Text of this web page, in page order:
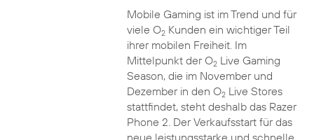
Mobile Gaming ist im Trend und für
viele O2Kunden ein wichtiger Teil
ihrer mobilen Freiheit. Im
Mittelpunkt der O2Live Gaming
Season, die im November und
Dezember in den O2Live Stores
stattfindet, steht deshalb das Razer
Phone 2. Der Verkaufsstart für das
neue leistungsstarke und schnelle